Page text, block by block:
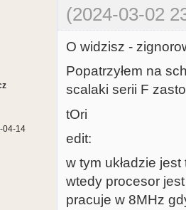
(2024-03-02
04-14
O widzisz -
Popatrzyłem na
scalaki serii F
tOri
edit:
w tym układzie
wtedy procesor
pracuje w 8MHz